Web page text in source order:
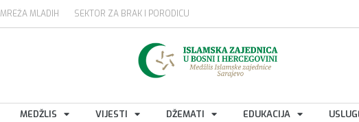
MREŽA MLADIH SEKTOR ZA BRAK I PORODICU
MEDŽLIS VIJESTI DŽEMATI EDUKACIJA